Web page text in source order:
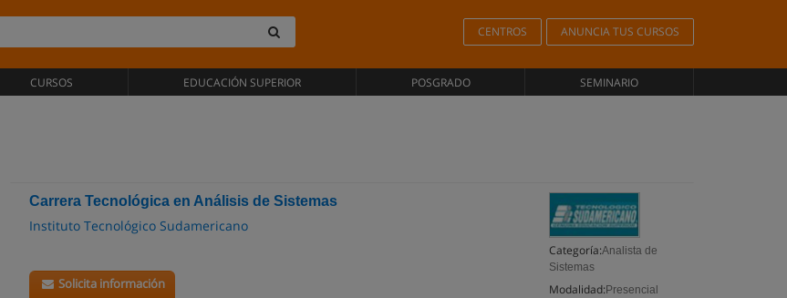
CENTROS ANUNCIA TUS CURSOS
CURSOS EDUCACIÓN SUPERIOR POSGRADO SEMINARIO
Carrera Tecnológica en Análisis de Sistemas
Instituto Tecnológico Sudamericano
Categoría:Analista de
Sistemas
Modalidad: Presencial
Solicita información